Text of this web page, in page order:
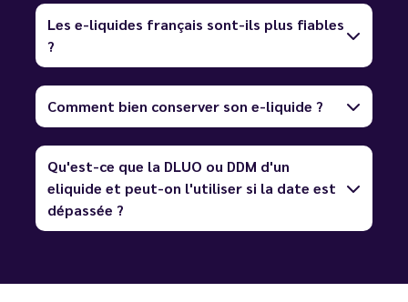
Les e-liquides français sont-ils plus fiables
?
Comment bien conserver son e-liquide ?
Qu'est-ce que la DLUO ou DDM d'un
eliquide et peut-on l'utiliser si la date est
dépassée ?